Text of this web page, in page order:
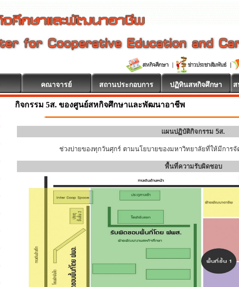
คณาจารย์ สถานประกอบการ ปฏิทินสหกิจศึกษา
กิจกรรม 5ส. ของศูนย์สหกิจศึกษาและพัฒนาอาชีพ
แผนปฏิบัติกิจกรรม 5ส.
ช่วงบ่ายของทุกวันศุกร์ ตามนโยบายของมหาวิทยาลัยที่ให้มีการจั
พื้นที่ความรับผิดชอบ